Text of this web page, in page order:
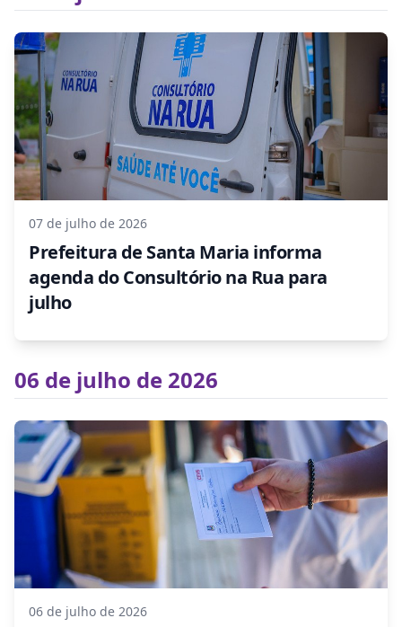
07 de julho de 2026
Prefeitura de Santa Maria informa
agenda do Consultório na Rua para
julho
06 de julho de 2026
06 de julho de 2026